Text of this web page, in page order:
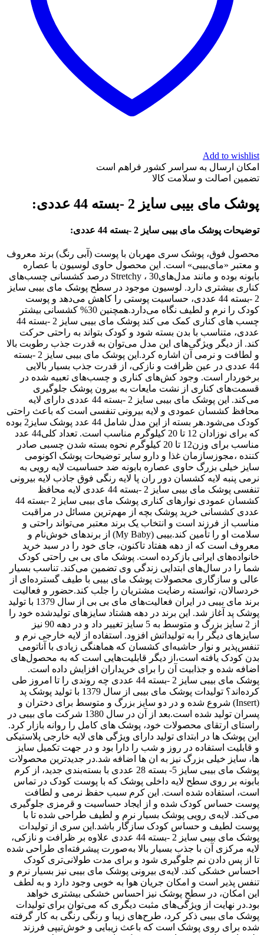
Add to wishlist
امکان ارسال به سراسر کشور فراهم است
تضمین اصالت و سلامت کالا
پوشک مای بیبی سایز 2 -بسته 44 عددی:
توضیحات پوشک مای بیبی سایز 2 -بسته 44 عددی:
محصول فوق، پوشک سری مهربان با پوست (آبی رنگ) برند معروف
و معتبر «مای‌بیبی» است. این محصول حاوی لوسیون با عصاره
بابونه بوده و مانند مدل‌هایStretchy ، 30 درصد کشسانی چسب‌های
کناری بیشتری دارد. لوسیون موجود در سطح پوشک مای بیبی سایز
2 -بسته 44 عددی، حساسیت پوستی را کاهش می‌دهد و پوست
کودک را نرم و لطیف نگاه می‌دارد.همچنین 30% کشسانی بیشتر
چسب های کناری کمک می کند پوشک مای بیبی سایز 2 -بسته 44
عددی، متناسب با بدن بسته شود و کودک بتواند به راحتی حرکت
کند. از دیگر ویژگی‌های این مدل می‌توان به قدرت جذب رطوبت بالا
و لطافت و نرمی آن اشاره کرد.این پوشک مای بیبی سایز 2 -بسته
44 عددی در عین ظرافت و نازکی، از قدرت جذب بسیار بالایی
برخوردار است. وجود کش‌های کناری و چسب‌های تعبیه شده در
قسمت‌های کناری از نشت مایعات به بیرون پوشک جلوگیری
می‌کند. این پوشک مای بیبی سایز 2 -بسته 44 عددی دارای لایه
محافظ کشسان عمودی و لایه بیرونی تنفسی است که باعث راحتی
کودک می‌شود.هر بسته از این مدل شامل 44 عدد پوشک سایز2 بوده
که برای نوزادان 12 تا 20 کیلوگرم مناسب است. تعداد کلی44 عدد
مناسب برای وزن12 تا 20 کیلوگرم نحوه بسته شدن چسبی صادر
کننده ،مجوزسازمان غذا و دارو سایر توضیحات پوشک اکونومی
سایز خیلی بزرگ حاوی عصاره بابونه ضد حساسیت لایه رویی به
نرمی پنبه لایه کشسان دور ران پا لایه رنگی فوق جاذب لایه بیرونی
تنفسی پوشک مای بیبی سایز 2 -بسته 44 عددی لایه محافظ
کشسان عمودی نوارهای کناری پوشک مای بیبی سایز 2 -بسته 44
عددی کشسانی خرید پوشک بچه از مهم‌ترین مسائل در مراقبت
مناسب از فرزند است و انتخاب یک برند معتبر می‌تواند راحتی و
سلامت او را تأمین کند.بیبی (My Baby) از برندهای خوش‌نام و
معروف است که از دهه هفتاد تاکنون، جای خود را در سبد خرید
خانواده‌های ایرانی بازکرده است. پوشک مای بی بی راحتی کودک
شما را در سال‌های ابتدایی زندگی وی تضمین می‌کند. تناسب بسیار
عالی و سازگاری محصولات پوشک مای بیبی با طیف گسترده‌ای از
خردسالان، توانسته رضایت مشتریان را جلب کند.حضور و فعالیت
برند مای بیبی در ایران فعالیت‌های مای بی بی از سال 1379 با تولید
پوشک پد آغاز شد. این برند در دهه هشتاد سایزهای تولیدشده خود را
از 2 سایز بزرگ و متوسط به 5 سایز تغییر داد و در دهه 90 نیز
سایزهای دیگر را به تولیداتش افزود. استفاده از لایه خارجی نرم و
تنفس‌پذیر و نوار حاشیه‌ای کشسان که هماهنگی زیادی با آناتومی
بدن کودک یافته است،از دیگر قابلیت‌هایی است که به محصول‌های
اضافه شده و جذابیت آن را برای خریداران افزایش داده است.
پوشک مای بیبی سایز 2 -بسته 44 عددی چه روندی را تا امروز طی
کرده‌اند؟ تولیدات پوشک مای بیبی از سال 1379 با تولید پوشک پد
(Insert) شروع شده و در دو سایز بزرگ و متوسط برای دختران و
پسران تولید شده است.بعد از آن در سال 1380 شرکت مای بیبی در
راستای ارتقای محصولات خود، پوشک های کامل را روانه بازار کرد.
این پوشک ها در ابتدای تولید دارای ویژگی های لایه خارجی پلاستیکی
و قابلیت استفاده در روز و شب را دارا بود و در جهت تکمیل سایز
ها، سایز خیلی بزرگ نیز به ان ها اضافه شد.در جدیدترین محصولات
پوشک مای بیبی سایز 5- بسته 28 عددی با بسته‌بندی جدید، از کرم
بابونه بر روی سطح لایه داخلی پوشک که با پوست کودک در تماس
است، استفاده شده است. این کرم سبب حفظ نرمی و لطافت
پوست حساس کودک شده و از ایجاد حساسیت و قرمزی جلوگیری
می‌کند. لایه‌ی رویی پوشک بسیار نرم و لطیف طراحی شده تا با
پوست لطیف و حساس کودک سازگار باشد.این سری از تولیدات
پوشک مای بیبی سایز 2 -بسته 44 عددی علاوه بر ظرافت و نازکی،
لایه مرکزی آن با جذب بسیار بالا به‌صورت پیشرفته‌ای طراحی شده
تا از پس دادن نم جلوگیری شود و برای مدت طولانی‌تری کودک
احساس خشکی کند. لایه‌ی بیرونی پوشک مای بیبی نیز بسیار نرم و
تنفس پذیر است و امکان جریان هوا به خوبی وجود دارد و به لطف
این امکان، در سطح پوشک نیز احساس خشکی بیشتری خواهد
بود.در نهایت از ویژگی‌های مثبت دیگری که می‌توان برای تولیدات
پوشک مای بیبی ذکر کرد، طرح‌های زیبا و رنگی رنگی به کار گرفته
شده برای روی پوشک است که باعث زیبایی و خوش‌تیپی فرزند